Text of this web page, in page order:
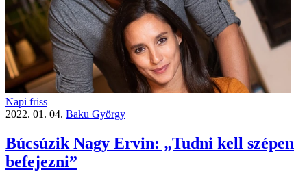
Napi friss
2022. 01. 04. Baku György
Búcsúzik Nagy Ervin: „Tudni kell szépen
befejezni”